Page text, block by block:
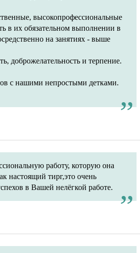
высокопрофессиональные
в их обязательном выполнении в
на занятиях - выше
доброжелательность и терпение.
с нашими непростыми детками.
работу, которую она
настоящий тирг,это очень
в Вашей нелёгкой работе.